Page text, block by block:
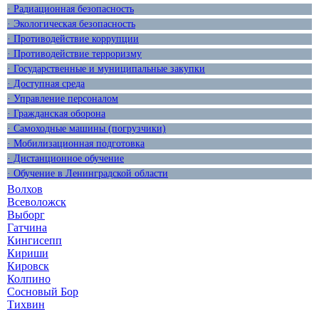
· Радиационная безопасность
· Экологическая безопасность
· Противодействие коррупции
· Противодействие терроризму
· Государственные и муниципальные закупки
· Доступная среда
· Управление персоналом
· Гражданская оборона
· Самоходные машины (погрузчики)
· Мобилизационная подготовка
· Дистанционное обучение
· Обучение в Ленинградской области
Волхов
Всеволожск
Выборг
Гатчина
Кингисепп
Кириши
Кировск
Колпино
Сосновый Бор
Тихвин